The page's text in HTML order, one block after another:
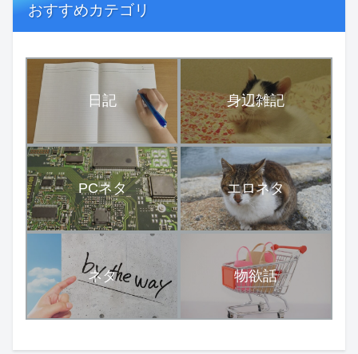
おすすめカテゴリ
日記 身辺雑記
PCネタ エロネタ
ネタ 物欲話